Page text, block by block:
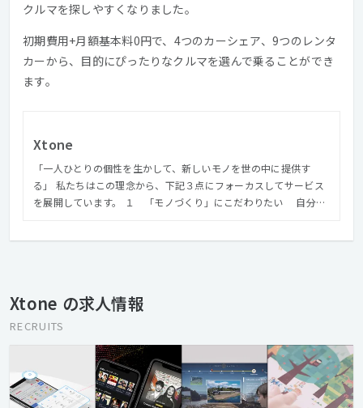
クルマを探しやすくなりました。
初期費用+月額基本料0円で、4つのカーシェア、9つのレンタ
カーから、目的にぴったりなクルマを選んで乗ることができ
ます。
Xtone
「一人ひとりの個性を生かして、新しいモノを世の中に提供す
る」 私たちはこの理念から、下記３点にフォーカスしてサービス
を展開しています。 １ 「モノづくり」にこだわりたい 自分の
アントを笑顔にできる仕事を目指します。そしてそれを実現する
には私たち社員一人ひとりが笑顔になれることも不可欠です。私
３ 自分たちの力で「時流」を創りだしたい やりたいことを実
現し、なりたい自分になる、仲間を信頼して刺激しあい、創造性
を高める、 それが未来をつくり「時流」を創ることにつながる、
Xtone の求人情報
RECRUITS